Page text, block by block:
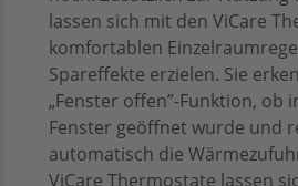
lassen sich mit den ViCare
komfortablen
Spareffekte erzielen. Sie
„Fenster offen”-Funktion, ob
Fenster geöffnet wurde und
automatisch die
ViCare Thermostate lassen